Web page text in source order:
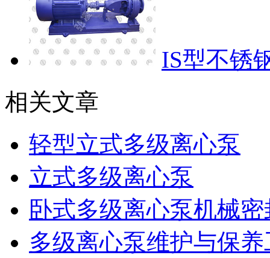
IS型不锈
相关文章
轻型立式多级离心泵
立式多级离心泵
卧式多级离心泵机械
多级离心泵维护与保